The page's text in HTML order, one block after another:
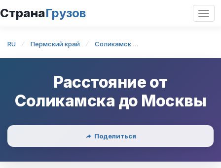
СтранаГрузов
RU Пермский край Соликамск
Расстояние от
Соликамска до Москвы
Поделиться